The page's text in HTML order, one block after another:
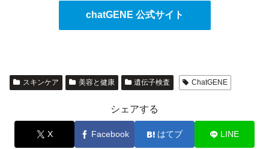
chatGENE 公式サイト
スキンケア 美容と健康 遺伝子検査 ChatGENE
シェアする
X Facebook はてブ LINE